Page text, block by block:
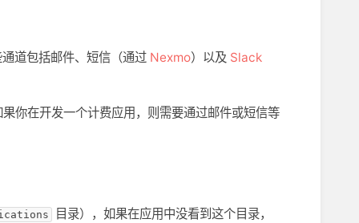
道包括邮件、短信（通过 Nexmo）以及 Slack
你在开发一个计费应用，则需要通过邮件或短信等
目录），如果在应用中没看到这个目录，